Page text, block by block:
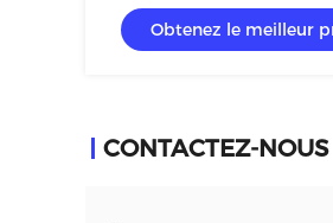
soudure de MIG/MAG
10mmObtenez le meilleur
CONTACTEZ-NOUS